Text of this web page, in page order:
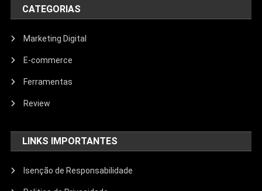
CATEGORIAS
Marketing Digital
E-commerce
Ferramentas
Review
LINKS IMPORTANTES
Isenção de Responsabilidade